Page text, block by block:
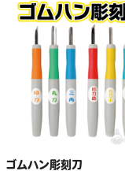
ゴムハン彫刻刀